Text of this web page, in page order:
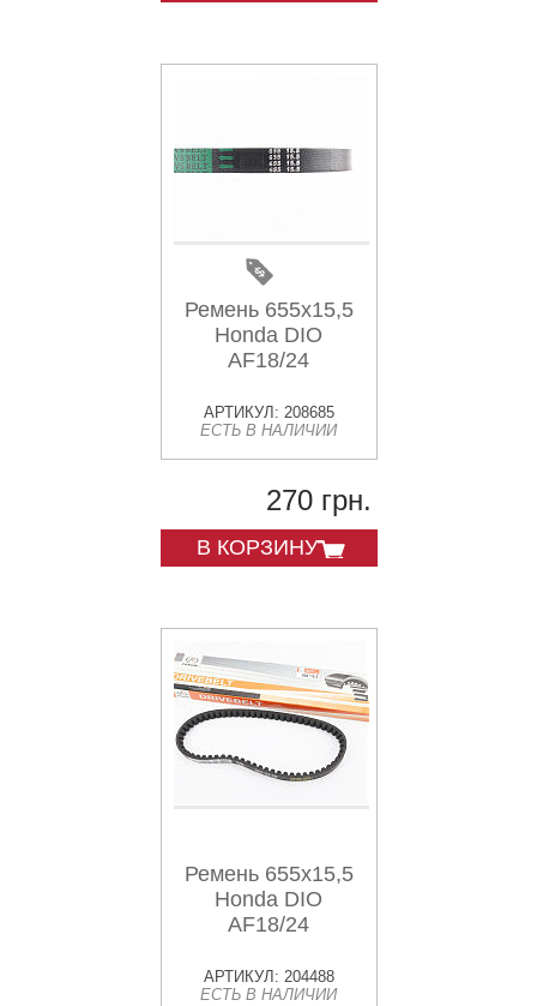
Ремень 655х15,5
Honda DIO
AF18/24
АРТИКУЛ: 208685
ЕСТЬ В НАЛИЧИИ
270 грн.
В КОРЗИНУ
Ремень 655х15,5
Honda DIO
AF18/24
АРТИКУЛ: 204488
ЕСТЬ В НАЛИЧИИ